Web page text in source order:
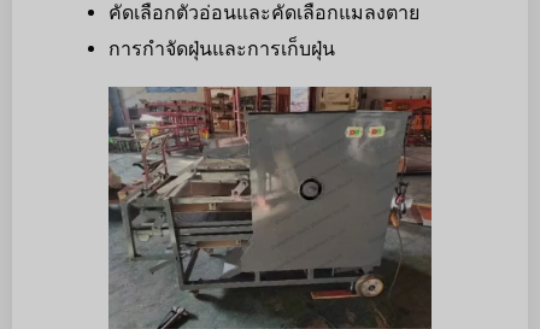
คัดเลือกตัวอ่อนและคัดเลือกแมลงตาย
การกำจัดฝุ่นและการเก็บฝุ่น